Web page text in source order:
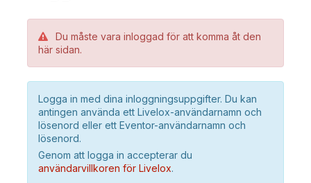
Du måste vara inloggad för att komma åt den
här sidan.
Logga in med dina inloggningsuppgifter. Du kan
antingen använda ett Livelox-användarnamn och
lösenord eller ett Eventor-användarnamn och
lösenord.
Genom att logga in accepterar du
användarvillkoren för Livelox.